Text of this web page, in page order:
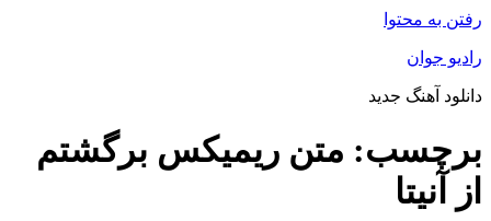
رفتن به محتوا
رادیو جوان
دانلود آهنگ جدید
برچسب: متن ریمیکس برگشتم
از آنیتا